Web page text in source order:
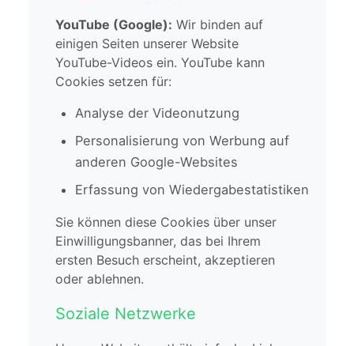
YouTube (Google): Wir binden auf
einigen Seiten unserer Website
YouTube-Videos ein. YouTube kann
Cookies setzen für:
Analyse der Videonutzung
Personalisierung von Werbung auf
anderen Google-Websites
Erfassung von Wiedergabestatistiken
Sie können diese Cookies über unser
Einwilligungsbanner, das bei Ihrem
ersten Besuch erscheint, akzeptieren
oder ablehnen.
Soziale Netzwerke